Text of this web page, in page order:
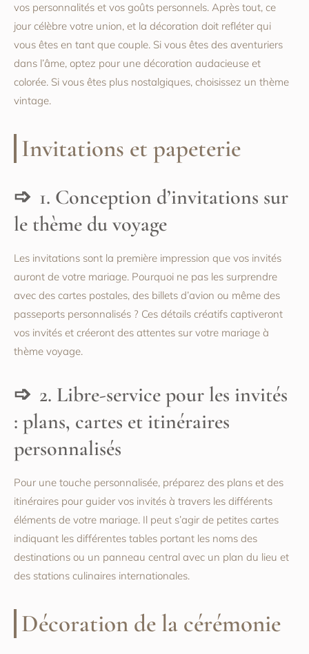
vos personnalités et vos goûts personnels. Après tout, ce
jour célèbre votre union, et la décoration doit refléter qui
vous êtes en tant que couple. Si vous êtes des aventuriers
dans l’âme, optez pour une décoration audacieuse et
colorée. Si vous êtes plus nostalgiques, choisissez un thème
vintage.
Invitations et papeterie
1. Conception d’invitations sur
le thème du voyage
Les invitations sont la première impression que vos invités
auront de votre mariage. Pourquoi ne pas les surprendre
avec des cartes postales, des billets d’avion ou même des
passeports personnalisés ? Ces détails créatifs captiveront
vos invités et créeront des attentes sur votre mariage à
thème voyage.
2. Libre-service pour les invités
: plans, cartes et itinéraires
personnalisés
Pour une touche personnalisée, préparez des plans et des
itinéraires pour guider vos invités à travers les différents
éléments de votre mariage. Il peut s’agir de petites cartes
indiquant les différentes tables portant les noms des
destinations ou un panneau central avec un plan du lieu et
des stations culinaires internationales.
Décoration de la cérémonie